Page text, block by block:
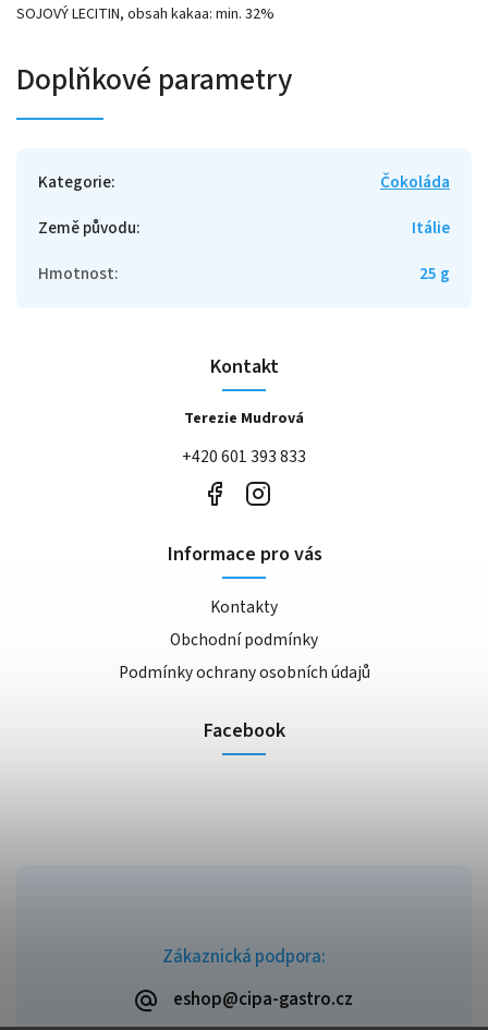
SOJOVÝ LECITIN, obsah kakaa: min. 32%
Doplňkové parametry
Kategorie:
Čokoláda
Země původu:
Itálie
Hmotnost: 25 g
Zákaznická podpora:
eshop@cipa-gastro.cz
Kontakt
Terezie Mudrová
+420 601 393 833
Informace pro vás
Kontakty
Obchodní podmínky
Podmínky ochrany osobních údajů
Facebook